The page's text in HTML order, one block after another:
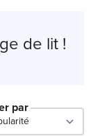
de lit !
par